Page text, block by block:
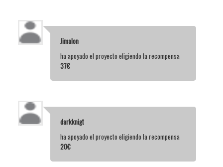
Jimalon
ha apoyado el proyecto eligiendo la recompensa
37€
darkknigt
ha apoyado el proyecto eligiendo la recompensa
20€